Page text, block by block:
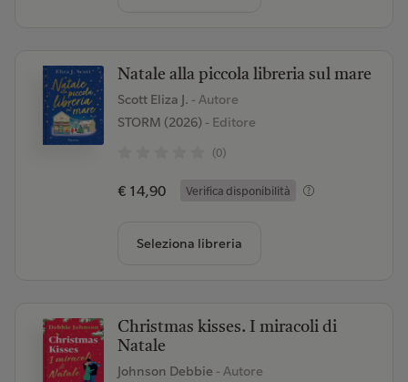
Natale alla piccola libreria sul mare
Scott Eliza J. - Autore
STORM (2026)- Editore
(0)
€ 14,90 Verifica disponibilità
Seleziona libreria
Christmas kisses. I miracoli di
Natale
Johnson Debbie - Autore